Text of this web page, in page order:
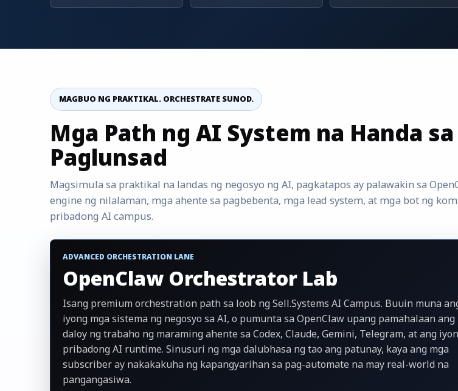
MAGBUO NG PRAKTIKAL. ORCHESTRATE SUNOD.
Mga Path ng AI System na Handa sa
Paglunsad
Magsimula sa praktikal na landas ng negosyo ng AI, pagkatapos ay palawakin sa
engine ng nilalaman, mga ahente sa pagbebenta, mga lead system, at mga bot ng
pribadong AI campus.
ADVANCED ORCHESTRATION LANE
OpenClaw Orchestrator Lab
Isang premium orchestration path sa loob ng Sell.Systems AI Campus. Buuin muna
iyong mga sistema ng negosyo sa AI, o pumunta sa OpenClaw upang pamahalaan ang
daloy ng trabaho ng maraming ahente sa Codex, Claude, Gemini, Telegram, at ang
pribadong AI runtime. Sinusuri ng mga dalubhasa ng tao ang patunay, kaya ang mga
subscriber ay nakakakuha ng kapangyarihan sa pag-automate na may real-world na
pangangasiwa.